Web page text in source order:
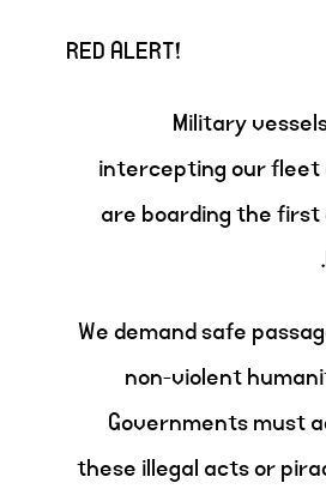
RED ALERT!
Military
intercepting our fleet
are boarding the first
We demand safe
non-violent
Governments must
these illegal acts or